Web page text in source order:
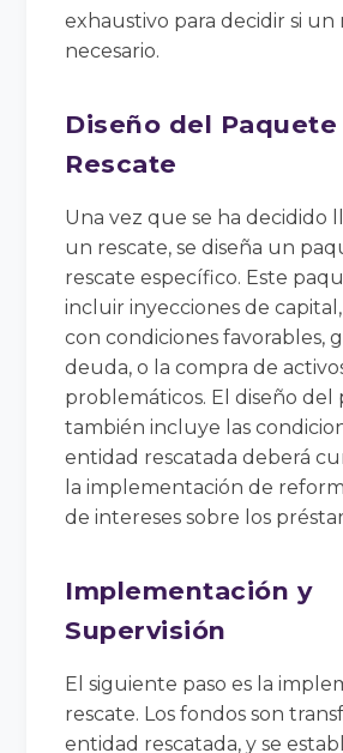
exhaustivo para decidir si un
necesario.
Diseño del Paquete
Rescate
Una vez que se ha decidido
un rescate, se diseña un
rescate específico. Este
incluir inyecciones de
con condiciones favorables,
deuda, o la compra de
problemáticos. El diseño del
también incluye las
entidad rescatada deberá
la implementación de
de intereses sobre los
Implementación y
Supervisión
El siguiente paso es la
rescate. Los fondos son
entidad rescatada, y se